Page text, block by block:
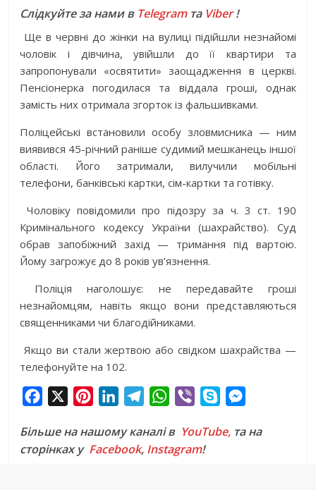
Слідкуйте за нами в Telegramта Viber!
Ще в червні до жінки на вулиці підійшли незнайомі
чоловік і дівчина, увійшли до її квартири та
запропонували «освятити» заощадження в церкві.
Пенсіонерка погодилася та віддала гроші, однак
замість них отримала згорток із фальшивками.
Поліцейські встановили особу зловмисника — ним
виявився 45-річний раніше судимий мешканець іншої
області. Його затримали, вилучили мобільні
телефони, банківські картки, сім-картки та готівку.
Чоловіку повідомили про підозру за ч. 3 ст. 190
Кримінального кодексу України (шахрайство). Суд
обрав запобіжний захід — тримання під вартою.
Йому загрожує до 8 років ув’язнення.
Поліція наголошує: не передавайте гроші
незнайомцям, навіть якщо вони представляються
священниками чи благодійниками.
Якщо ви стали жертвою або свідком шахрайства —
телефонуйте на 102.
c
e
n
t
n
k
l
e
W
a
t
b
e
y
s
Більше на нашому каналі в YouTube, та на
сторінках у Facebook, Instagram!